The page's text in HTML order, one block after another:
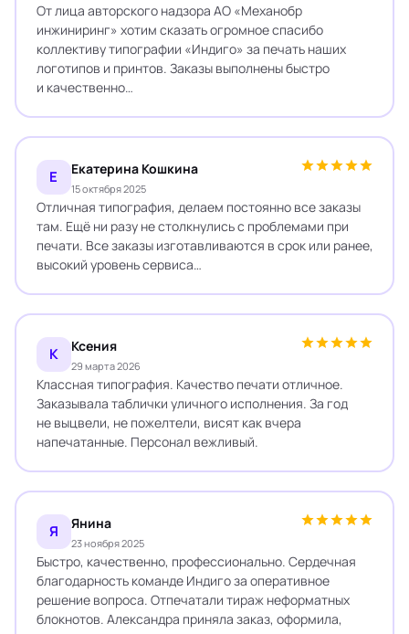
От лица авторского надзора АО «Механобр
инжиниринг» хотим сказать огромное спасибо
коллективу типографии «Индиго» за печать наших
логотипов и принтов. Заказы выполнены быстро
и качественно…
Е Екатерина Кошкина
15 октября 2025
Отличная типография, делаем постоянно все заказы
там. Ещё ни разу не столкнулись с проблемами при
печати. Все заказы изготавливаются в срок или ранее,
высокий уровень сервиса…
К Ксения
29 марта 2026
Классная типография. Качество печати отличное.
Заказывала таблички уличного исполнения. За год
не выцвели, не пожелтели, висят как вчера
напечатанные. Персонал вежливый.
Я Янина
23 ноября 2025
Быстро, качественно, профессионально. Сердечная
благодарность команде Индиго за оперативное
решение вопроса. Отпечатали тираж неформатных
блокнотов. Александра приняла заказ, оформила,